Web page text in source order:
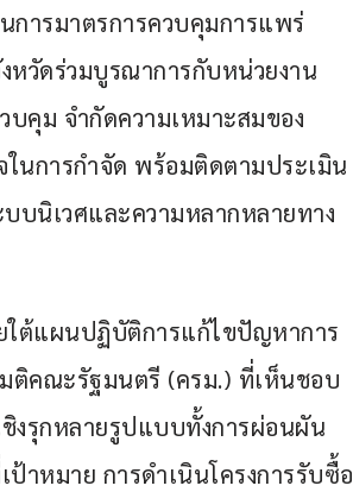
การมาตรการควบคุมการแพร่
หวัดร่วมบูรณาการกับหน่วยงาน
คุม จำกัดความเหมาะสมของ
นการกำจัด พร้อมติดตามประเมิน
บนิเวศและความหลากหลายทาง
ต้แผนปฏิบัติการแก้ไขปัญหาการ
ติคณะรัฐมนตรี (ครม.) ที่เห็นชอบ
ชิงรุกหลายรูปแบบทั้งการผ่อนผัน
าหมาย การดำเนินโครงการรับซื้อ